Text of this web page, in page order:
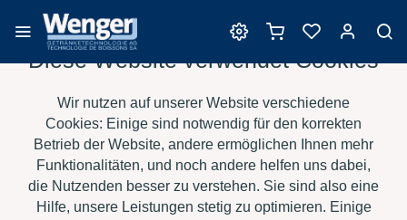
Reinigungsmittel
HOME › E-SHOP › WEIN › REINIGUNGSMITTEL › TENSID
CHEMIE - RIMA-DERM, À 1 LT
Diese Website verwendet Cookies
Wir nutzen auf unserer Website verschiedene
Cookies: Einige sind notwendig für den korrekten
Betrieb der Website, andere ermöglichen Ihnen mehr
Funktionalitäten, und noch andere helfen uns dabei,
die Nutzenden besser zu verstehen. Sie sind also eine
Hilfe, unsere Leistungen stetig zu optimieren. Einige